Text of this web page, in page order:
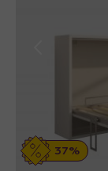
finiture
possibilità
senza
Aria 85,
disponibile
37%